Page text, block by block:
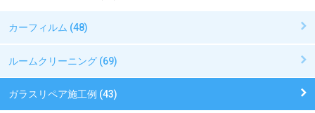
カーフィルム (48)
ルームクリーニング (69)
ガラスリペア施工例 (43)